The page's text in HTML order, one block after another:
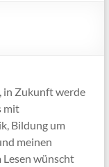
in Zukunft werde
mit
Bildung um
meinen
Lesen wünscht